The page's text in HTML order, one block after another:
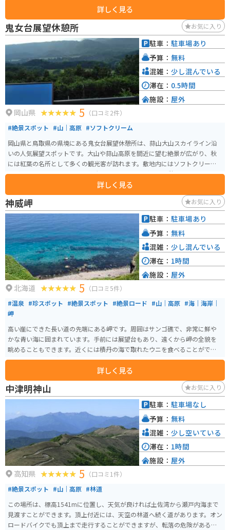
が良ければ芦ノ湖と富士山を一望することができます。週末にはたくさんの
車が集まります。駐車場がとても広く、時折その敷地を使ってイベントが行
われることもあります。冬季は凍結することがあるためバイクでは行くこと
ができない時があります。Twitterにて路面状況を確認することができます。
詳しく見る
鬼女台展望休憩所 お気に入り
岡山県 5 （口コミ2件）
#絶景スポット #山｜高原 #ソフトクリーム
岡山県と鳥取県の県境にある鬼女台展望休憩所は、蒜山大山スカイライン沿
いの人気展望スポットです。大山や蒜山高原を間近に望む絶景が広がり、秋
には紅葉の名所として多くの観光客が訪れます。敷地内にはソフトクリーム
などを販売する売店もあり、雄大な景色を眺めながらの休憩にぴったりで
す。駐車場とトイレも完備されており、ドライブやツーリング途中の立ち寄
りスポットとしてもおすすめです。
詳しく見る
駐車： 駐車場あり
予算： 無料
混雑： 少し混んでいる
滞在： 0.5時間
施設： 屋外
神威岬 お気に入り
北海道 5 （口コミ5件）
#温泉 #珍スポット #絶景スポット #絶景ロード #山｜高原 #海｜海岸｜
岬
高い崖にできた長い道の先端にある岬です。周囲はサンゴ礁で、非常に鮮や
かな青い海に囲まれています。手前には展望台もあり、遠くから岬の全貌を
眺めることもできます。近くには積丹の海で取れたウニを食べることができ
る飲食店が多く、温泉もあります。
詳しく見る
駐車： 駐車場あり
予算： 無料
混雑： 少し混んでいる
滞在： 1時間
施設： 屋外
中津明神山 お気に入り
高知県 5 （口コミ1件）
#絶景スポット #山｜高原 #林道
この場所は、標高1541mに位置し、天気が良ければ土佐湾から瀬戸内海まで
見渡すことができます。頂上付近には、天空の林道へ続く道があります。オン
ロードバイクでも頂上まで走行することができますが、転落の危険があるの
駐車： 駐車場なし
予算： 無料
混雑： 少し空いている
滞在： 1時間
施設： 屋外